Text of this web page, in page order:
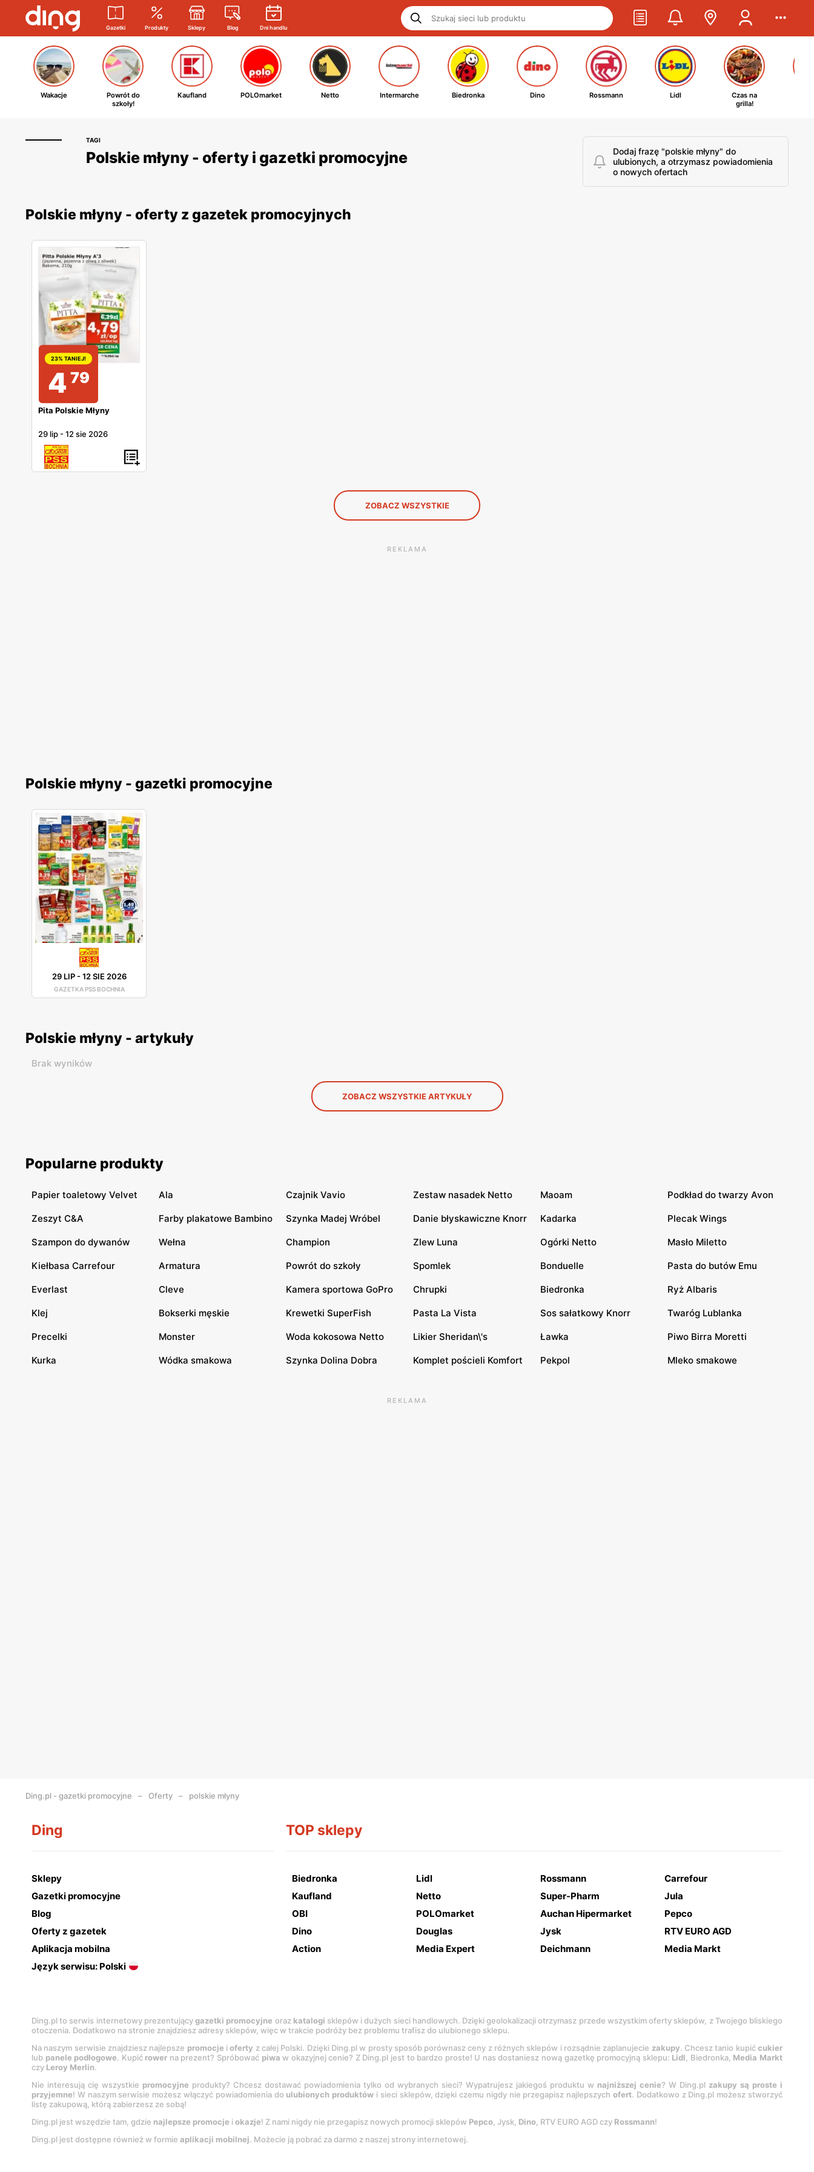
Gazetki Produkty Sklepy Blog Dni handlu
Wakacje
Powrót do
szkoły!
Kaufland POLOmarket Netto Intermarche Biedronka Dino Rossmann Lidl
Czas na
grilla!
TAGI
Polskie młyny - oferty i gazetki promocyjne
Dodaj frazę "polskie młyny" do
ulubionych, a otrzymasz powiadomienia
o nowych ofertach
Polskie młyny - oferty z gazetek promocyjnych
23% TANIEJ!
4 79
Pita Polskie Młyny
29 lip -12 sie 2026
ZOBACZ WSZYSTKIE
REKLAMA
Polskie młyny - gazetki promocyjne
29 LIP-12 SIE 2026
GAZETKA PSS BOCHNIA
Polskie młyny - artykuły
Brak wyników
ZOBACZ WSZYSTKIE ARTYKUŁY
Popularne produkty
Papier toaletowy Velvet Ala Czajnik Vavio Zestaw nasadek Netto Maoam Podkład do twarzy Avon
Zeszyt C&A Farby plakatowe Bambino Szynka Madej Wróbel Danie błyskawiczne Knorr Kadarka Plecak Wings
Szampon do dywanów Wełna Champion Zlew Luna Ogórki Netto Masło Miletto
Kiełbasa Carrefour Armatura Powrót do szkoły Spomlek Bonduelle Pasta do butów Emu
Everlast Cleve Kamera sportowa GoPro Chrupki Biedronka Ryż Albaris
Klej Bokserki męskie Krewetki SuperFish Pasta La Vista Sos sałatkowy Knorr Twaróg Lublanka
Precelki Monster Woda kokosowa Netto Likier Sheridan\'s Ławka Piwo Birra Moretti
Kurka Wódka smakowa Szynka Dolina Dobra Komplet pościeli Komfort Pekpol Mleko smakowe
REKLAMA
Ding.pl - gazetki promocyjne Oferty polskie młyny
Ding
Sklepy
Gazetki promocyjne
Blog
Oferty z gazetek
Aplikacja mobilna
Język serwisu: Polski
TOP sklepy
Biedronka Lidl Rossmann
Carrefour
Kaufland
Netto Super-Pharm
Jula
OBI
POLOmarket Auchan Hipermarket
Pepco
Dino
Douglas Jysk
RTV EURO AGD
Action
Media Expert Deichmann Media Markt
Ding.pl to serwis internetowy prezentującygazetki promocyjne oraz katalogi sklepów i dużych sieci handlowych. Dzięki geolokalizacji otrzymasz przede wszystkim oferty sklepów, z Twojego bliskiego
otoczenia. Dodatkowo na stronie znajdziesz adresy sklepów, więc w trakcie podróży bez problemu trafisz do ulubionego sklepu.
Na naszym serwisie znajdziesz najlepsze promocje ioferty z całej Polski. Dzięki Ding.pl w prosty sposób porównasz ceny z różnych sklepów i rozsądnie zaplanujecie zakupy. Chcesz tanio kupićcukier
lub panele podłogowe. Kupić rower na prezent? Spróbować piwa w okazyjnej cenie? Z Ding.pl jest to bardzo proste! U nas dostaniesz nową gazetkę promocyjną sklepu: Lidl, Biedronka, Media Markt
czy Leroy Merlin.
Nie interesują cię wszystkie promocyjne produkty? Chcesz dostawać powiadomienia tylko od wybranych sieci? Wypatrujesz jakiegoś produktu w najniższej cenie? W Ding.pl zakupy są proste i
przyjemne! W naszym serwisie możesz włączyć powiadomienia do ulubionych produktów i sieci sklepów, dzięki czemu nigdy nie przegapisz najlepszychofert. Dodatkowo z Ding.pl możesz stworzyć
listę zakupową, którą zabierzesz ze sobą!
Ding.pl jest wszędzie tam, gdzie najlepsze promocje i okazje! Z nami nigdy nie przegapisz nowych promocji sklepów Pepco, Jysk, Dino, RTV EURO AGD czy Rossmann!
Ding.pl jest dostępne również w formie aplikacji mobilnej. Możecie ją pobrać za darmo z naszej strony internetowej.